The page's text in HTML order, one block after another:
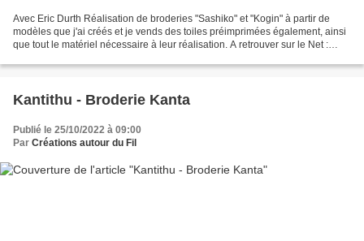
Avec Eric Durth Réalisation de broderies "Sashiko" et "Kogin" à partir de
modèles que j'ai créés et je vends des toiles préimprimées également, ainsi
que tout le matériel nécessaire à leur réalisation. A retrouver sur le Net :
Kantithu - Broderie Kanta
Publié le 25/10/2022 à 09:00
Par Créations autour du Fil